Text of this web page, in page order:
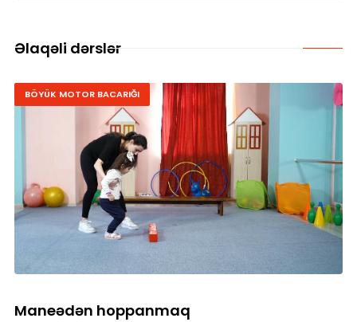
Əlaqəli dərslər
BÖYÜK MOTOR BACARIĞI
Maneədən hoppanmaq